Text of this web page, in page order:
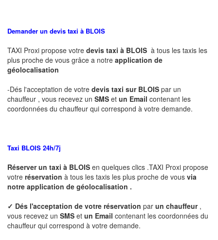
Demander un devis taxi à BLOIS
TAXI Proxi propose votre devis taxi à BLOIS à tous les taxis les
plus proche de vous grâce a notre application de
géolocalisation
-Dés l'acceptation de votre devis taxi sur BLOIS par un
chauffeur , vous recevez un SMS et un Email contenant les
coordonnées du chauffeur qui correspond à votre demande.
Taxi BLOIS 24h/7j
Réserver un taxi à BLOIS en quelques clics .TAXI Proxi propose
votre réservation à tous les taxis les plus proche de vous via
notre application de géolocalisation .
✓ Dés l'acceptation de votre réservation par un chauffeur ,
vous recevez un SMS et un Email contenant les coordonnées du
chauffeur qui correspond à votre demande.